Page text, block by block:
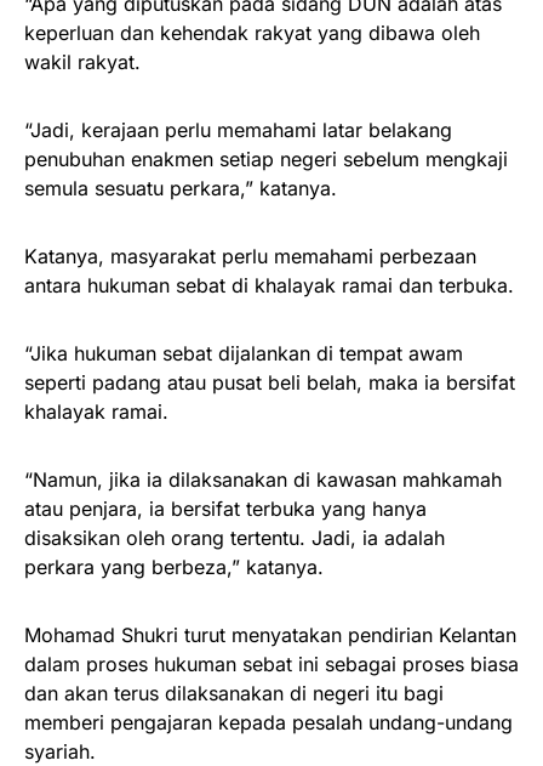
keperluan dan kehendak rakyat yang dibawa oleh
wakil rakyat.
“Jadi, kerajaan perlu memahami latar belakang
penubuhan enakmen setiap negeri sebelum mengkaji
semula sesuatu perkara,” katanya.
Katanya, masyarakat perlu memahami perbezaan
antara hukuman sebat di khalayak ramai dan terbuka.
“Jika hukuman sebat dijalankan di tempat awam
seperti padang atau pusat beli belah, maka ia bersifat
khalayak ramai.
“Namun, jika ia dilaksanakan di kawasan mahkamah
atau penjara, ia bersifat terbuka yang hanya
disaksikan oleh orang tertentu. Jadi, ia adalah
perkara yang berbeza,” katanya.
Mohamad Shukri turut menyatakan pendirian Kelantan
dalam proses hukuman sebat ini sebagai proses biasa
dan akan terus dilaksanakan di negeri itu bagi
memberi pengajaran kepada pesalah undang-undang
syariah.